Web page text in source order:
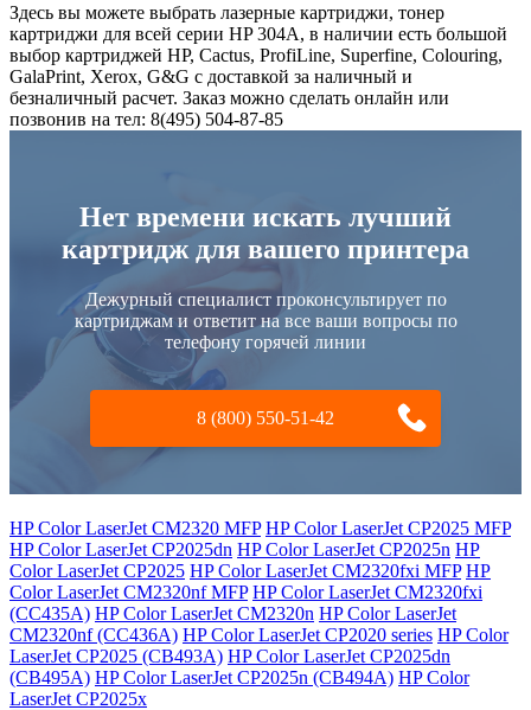
Здесь вы можете выбрать лазерные картриджи, тонер
картриджи для всей серии HP 304A, в наличии есть большой
выбор картриджей HP, Cactus, ProfiLine, Superfine, Colouring,
GalaPrint, Xerox, G&G с доставкой за наличный и
безналичный расчет. Заказ можно сделать онлайн или
позвонив на тел: 8(495) 504-87-85
Нет времени искать лучший
картридж для вашего принтера
Дежурный специалист проконсультирует по
картриджам и ответит на все ваши вопросы по
телефону горячей линии
8 (800) 550-51-42
HP Color LaserJet CM2320 MFP HP Color LaserJet CP2025 MFP
HP Color LaserJet CP2025dn HP Color LaserJet CP2025n HP
Color LaserJet CP2025 HP Color LaserJet CM2320fxi MFP HP
Color LaserJet CM2320nf MFP HP Color LaserJet CM2320fxi
(CC435A) HP Color LaserJet CM2320n HP Color LaserJet
CM2320nf (CC436A) HP Color LaserJet CP2020 series HP Color
LaserJet CP2025 (CB493A) HP Color LaserJet CP2025dn
(CB495A) HP Color LaserJet CP2025n (CB494A) HP Color
LaserJet CP2025x